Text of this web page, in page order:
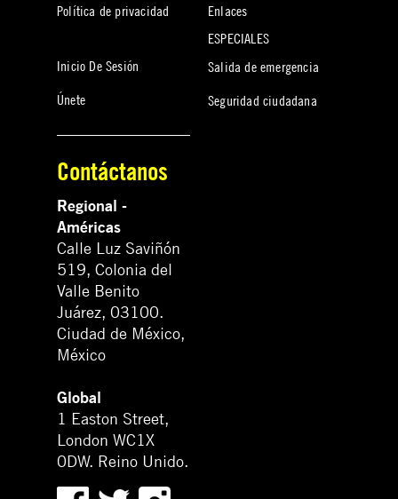
Política de privacidad
Inicio De Sesión
Únete
Enlaces
ESPECIALES
Salida de emergencia
Seguridad ciudadana
Contáctanos
Regional -
Américas
Calle Luz Saviñón
519, Colonia del
Valle Benito
Juárez, 03100.
Ciudad de México,
México
Global
1 Easton Street,
London WC1X
0DW. Reino Unido.